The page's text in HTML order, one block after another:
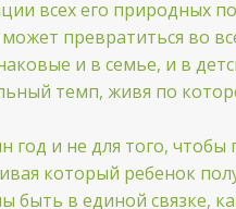
всех его природных
превратиться во
и в семье, и в
темп, живя по
год и не для того,
который ребенок
быть в единой связке,